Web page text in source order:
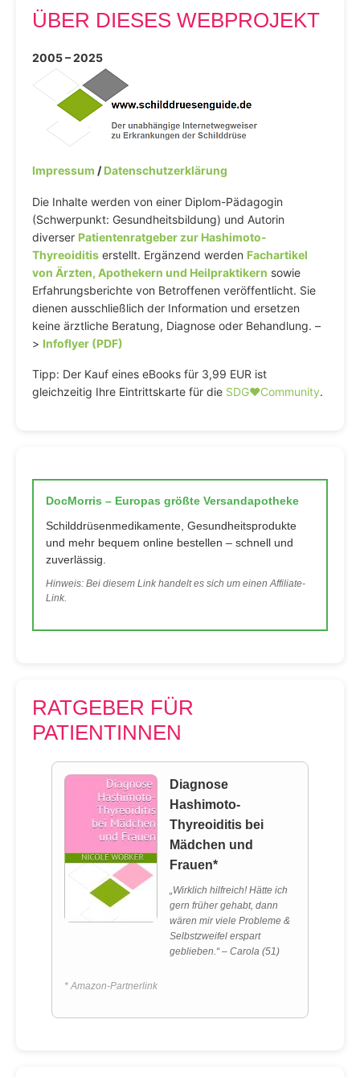
ÜBER DIESES WEBPROJEKT
2005 – 2025
Impressum /Datenschutzerklärung
Die Inhalte werden von einer Diplom-Pädagogin
(Schwerpunkt: Gesundheitsbildung) und Autorin
diverser Patientenratgeber zur Hashimoto-
Thyreoiditis erstellt. Ergänzend werden Fachartikel
von Ärzten, Apothekern und Heilpraktikern sowie
Erfahrungsberichte von Betroffenen veröffentlicht. Sie
dienen ausschließlich der Information und ersetzen
keine ärztliche Beratung, Diagnose oder Behandlung. –
> Infoflyer (PDF)
Tipp: Der Kauf eines eBooks für 3,99 EUR ist
gleichzeitig Ihre Eintrittskarte für die SDG♥️Community.
DocMorris – Europas größte Versandapotheke
Schilddrüsenmedikamente, Gesundheitsprodukte
und mehr bequem online bestellen – schnell und
zuverlässig.
Hinweis: Bei diesem Link handelt es sich um einen Affiliate-
Link.
RATGEBER FÜR
PATIENTINNEN
Diagnose
Hashimoto-
Thyreoiditis bei
Mädchen und
Frauen*
„Wirklich hilfreich! Hätte ich
gern früher gehabt, dann
wären mir viele Probleme &
Selbstzweifel erspart
geblieben.“ – Carola (51)
* Amazon-Partnerlink